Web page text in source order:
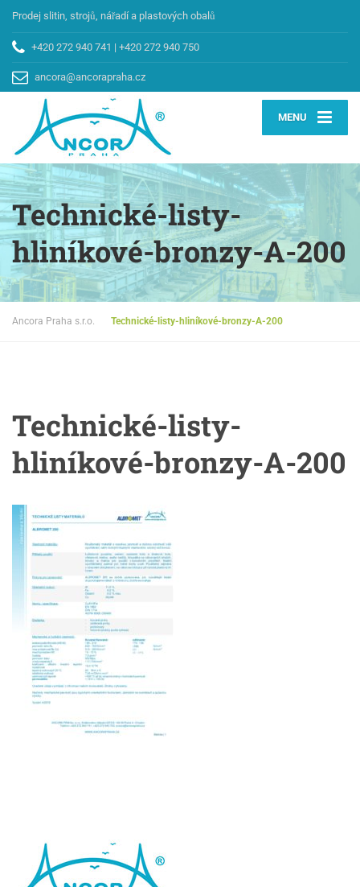
Prodej slitin, strojů, nářadí a plastových obalů
+420 272 940 741 | +420 272 940 750
ancora@ancorapraha.cz
MENU
Technické-listy-
hliníkové-bronzy-A-200
Ancora Praha s.r.o. Technické-listy-hliníkové-bronzy-A-200
Technické-listy-
hliníkové-bronzy-A-200